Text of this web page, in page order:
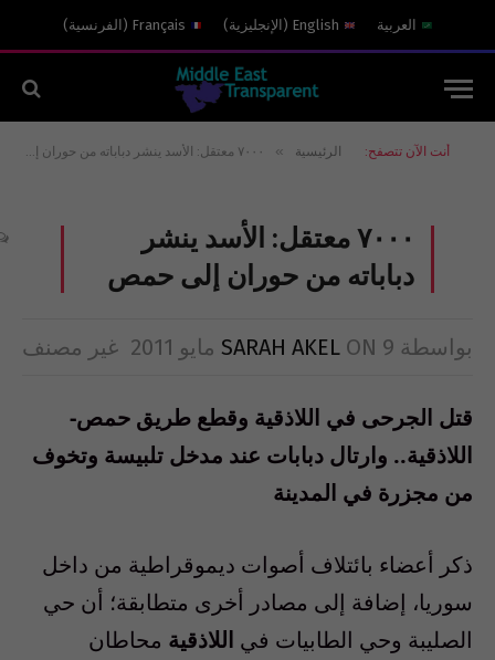
العربية English
( الإنجليزية)
Français
( الفرنسية)
أنت الآن تتصفح: الرئيسية » ٧٠٠٠ معتقل: الأسد ينشر دباباته من حوران إلى حمص
٧٠٠٠ معتقل: الأسد ينشر
دباباته من حوران إلى حمص
بواسطة SARAH AKEL ON 9 مايو 2011 غير مصنف
قتل الجرحى في اللاذقية وقطع طريق حمص-
اللاذقية.. وارتال دبابات عند مدخل تلبيسة وتخوف
من مجزرة في المدينة
ذكر أعضاء بائتلاف أصوات ديموقراطية من داخل
سوريا، إضافة إلى مصادر أخرى متطابقة؛ أن حي
الصليبة وحي الطابيات في اللاذقية محاطان